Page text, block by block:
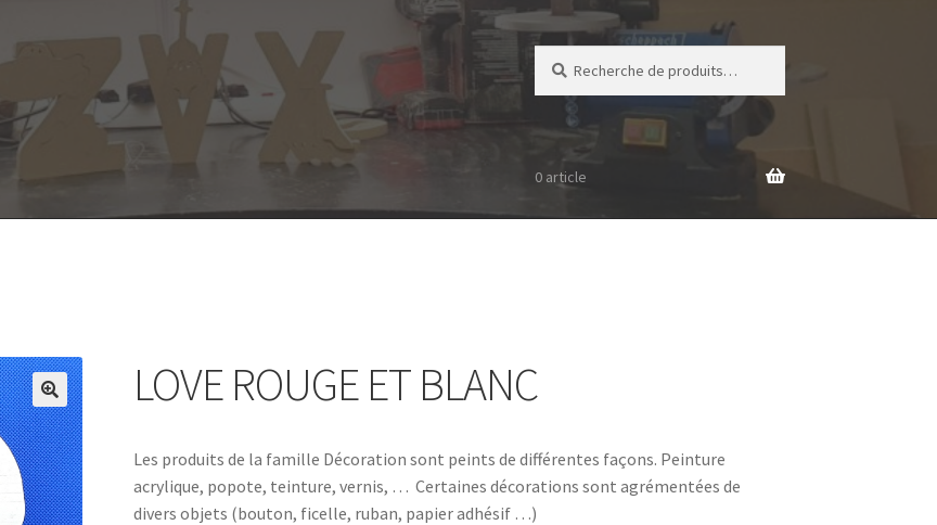
pour :
0 article
LOVE ROUGE ET BLANC
Les produits de la famille Décoration sont peints de différentes façons. Peinture
acrylique, popote, teinture, vernis, … Certaines décorations sont agrémentées de
divers objets (bouton, ficelle, ruban, papier adhésif …)